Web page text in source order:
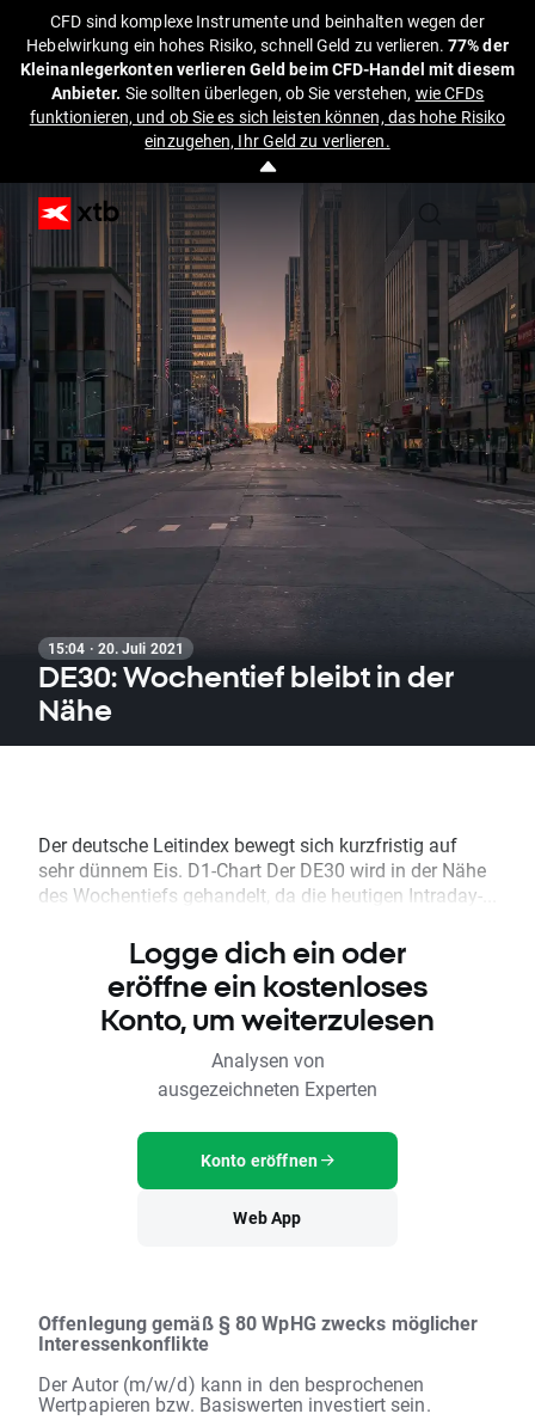
CFD sind komplexe Instrumente und beinhalten wegen der
Hebelwirkung ein hohes Risiko, schnell Geld zu verlieren.77% der
Kleinanlegerkonten verlieren Geld beim CFD-Handel mit diesem
Anbieter. Sie sollten überlegen, ob Sie verstehen, wie CFDs
funktionieren, und ob Sie es sich leisten können, das hohe Risiko
einzugehen, Ihr Geld zu verlieren.
15:04 · 20. Juli 2021
DE30: Wochentief bleibt in der
Nähe
Der deutsche Leitindex bewegt sich kurzfristig auf
sehr dünnem Eis. D1-Chart Der DE30 wird in der Nähe
des Wochentiefs gehandelt, da die heutigen Intraday-...
Logge dich ein oder
eröffne ein kostenloses
Konto, um weiterzulesen
Analysen von
ausgezeichneten Experten
Konto eröffnen
Web App
Offenlegung gemäß § 80 WpHG zwecks möglicher
Interessenkonflikte
Der Autor (m/w/d) kann in den besprochenen
Wertpapieren bzw. Basiswerten investiert sein.